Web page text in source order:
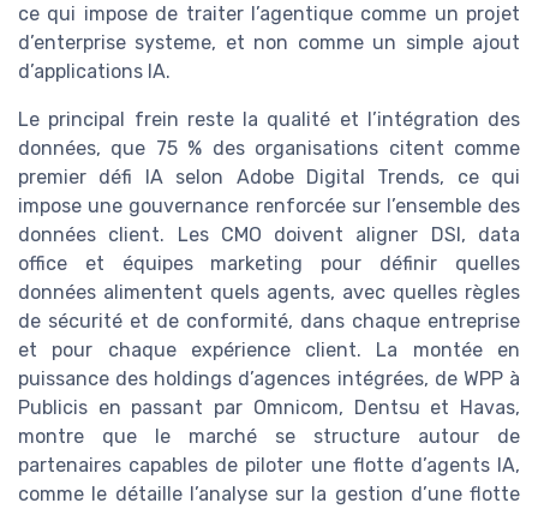
ce qui impose de traiter l’agentique comme un projet
d’enterprise systeme, et non comme un simple ajout
d’applications IA.
Le principal frein reste la qualité et l’intégration des
données, que 75 % des organisations citent comme
premier défi IA selon Adobe Digital Trends, ce qui
impose une gouvernance renforcée sur l’ensemble des
données client. Les CMO doivent aligner DSI, data
office et équipes marketing pour définir quelles
données alimentent quels agents, avec quelles règles
de sécurité et de conformité, dans chaque entreprise
et pour chaque expérience client. La montée en
puissance des holdings d’agences intégrées, de WPP à
Publicis en passant par Omnicom, Dentsu et Havas,
montre que le marché se structure autour de
partenaires capables de piloter une flotte d’agents IA,
comme le détaille l’analyse sur la gestion d’une flotte